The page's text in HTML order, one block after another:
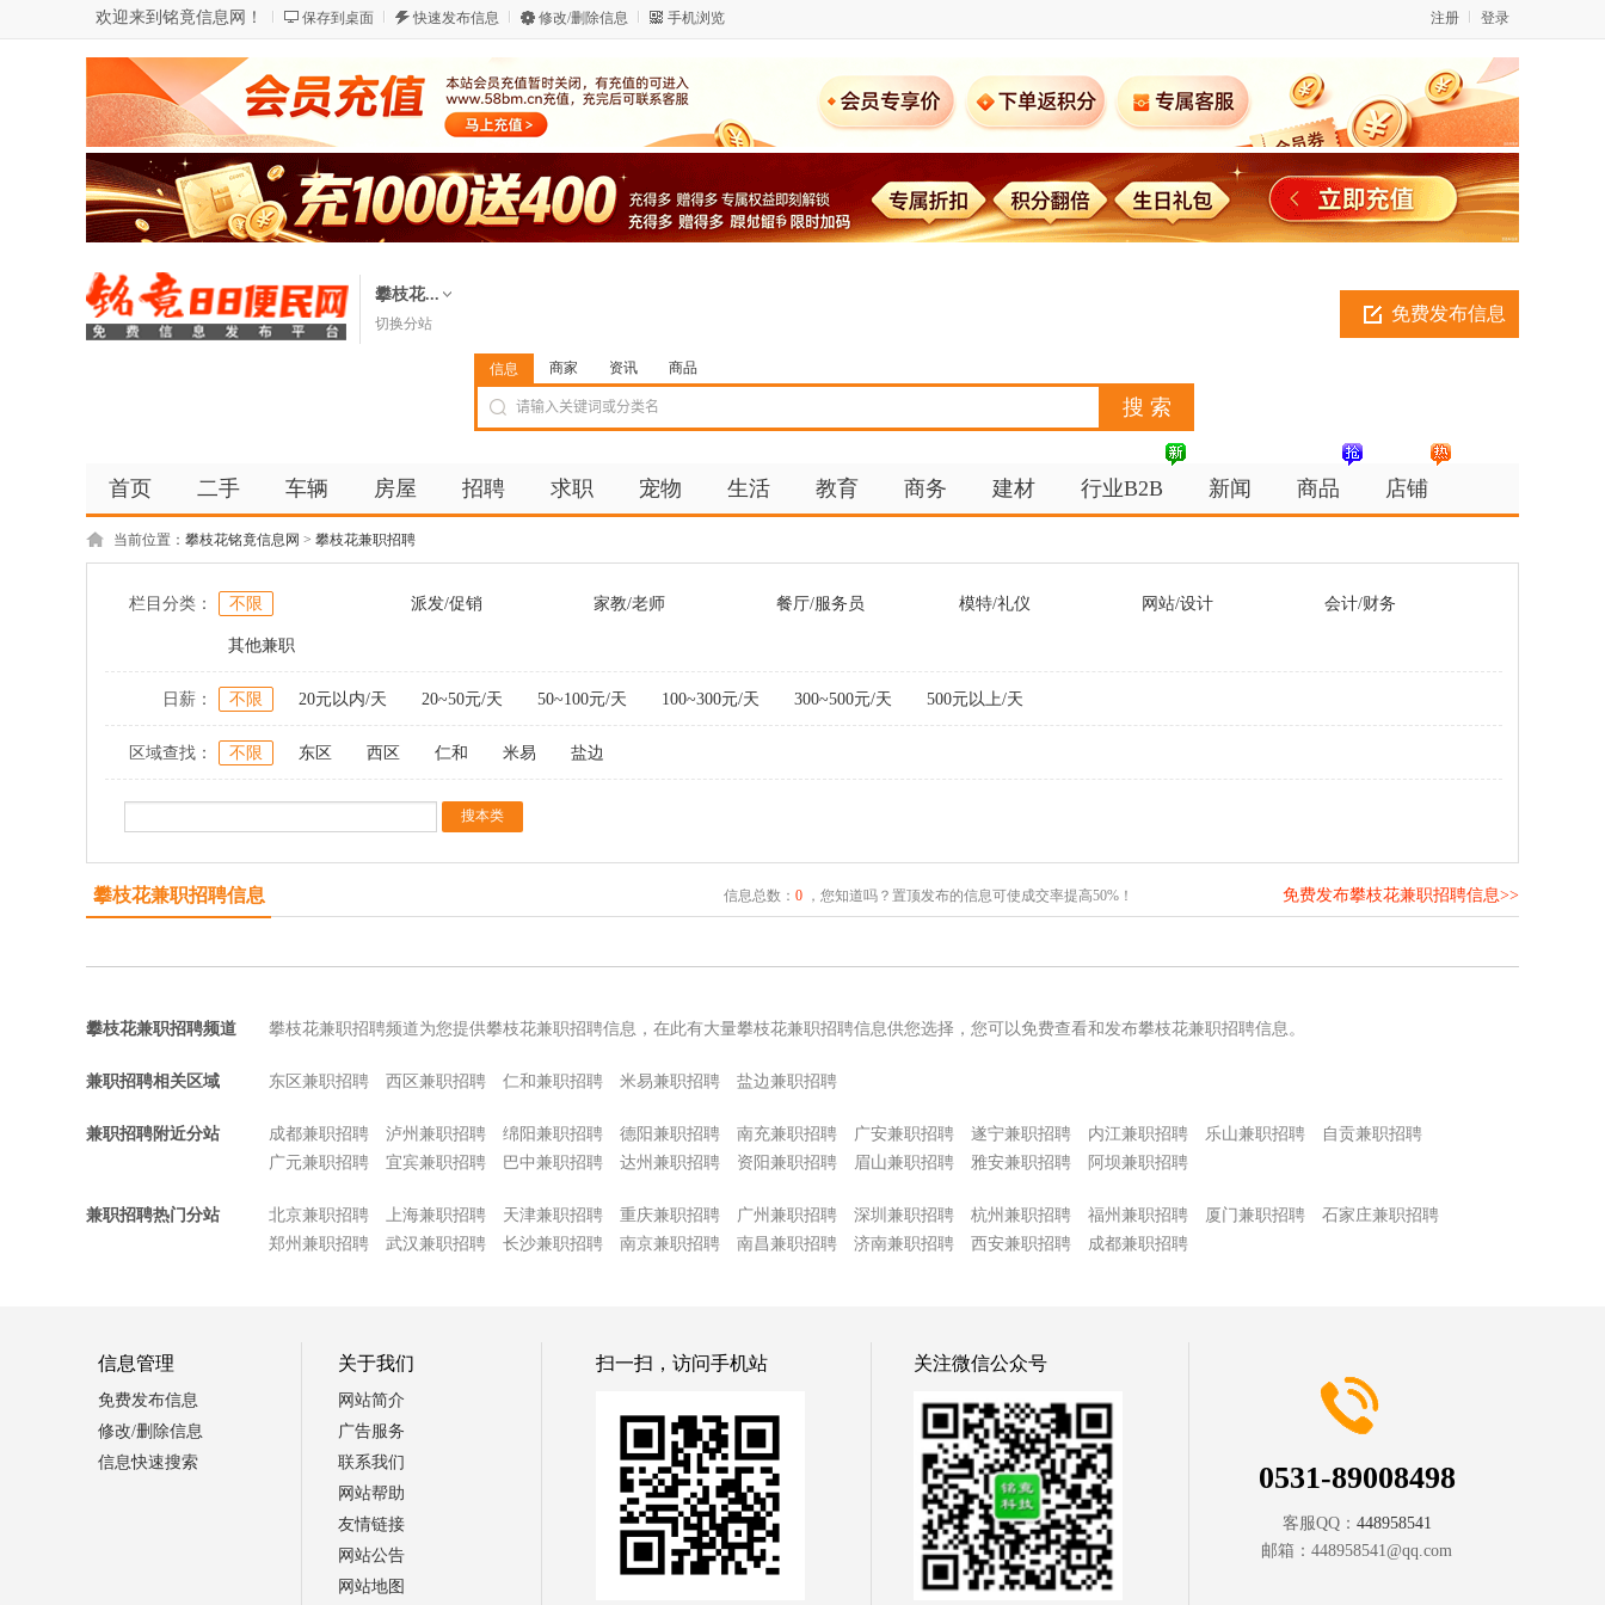
欢迎来到铭竟信息网！ 保存到桌面 快速发布信息 修改/删除信息 手机浏览 登录
注册
攀枝花...
切换分站 免费发布信息
信息 商家 资讯 商品
首页 二手 车辆 房屋 招聘 求职 宠物 生活 教育 商务 建材 行业B2B 新闻 商品 店铺
当前位置： 攀枝花铭竟信息网 > 攀枝花兼职招聘
栏目分类： 不限 派发/促销 家教/老师 餐厅/服务员 模特/礼仪 网站/设计 会计/财务
其他兼职
日薪： 不限 20元以内/天 20~50元/天 50~100元/天 100~300元/天 300~500元/天 500元以上/天
区域查找： 不限 东区 西区 仁和 米易 盐边
攀枝花兼职招聘信息 信息总数： 0，您知道吗？置顶发布的信息可使成交率提高50%！ 免费发布攀枝花兼职招聘信息>>
攀枝花兼职招聘频道 攀枝花兼职招聘频道为您提供攀枝花兼职招聘信息，在此有大量攀枝花兼职招聘信息供您选择，您可以免费查看和发布攀枝花兼职招聘信息。
兼职招聘相关区域 东区兼职招聘 西区兼职招聘 仁和兼职招聘 米易兼职招聘 盐边兼职招聘
兼职招聘附近分站 成都兼职招聘 泸州兼职招聘 绵阳兼职招聘 德阳兼职招聘 南充兼职招聘 广安兼职招聘 遂宁兼职招聘 内江兼职招聘 乐山兼职招聘
自贡兼职招聘
广元兼职招聘
宜宾兼职招聘 巴中兼职招聘 达州兼职招聘 资阳兼职招聘 眉山兼职招聘 雅安兼职招聘 阿坝兼职招聘
兼职招聘热门分站 北京兼职招聘 上海兼职招聘 天津兼职招聘 重庆兼职招聘 广州兼职招聘 深圳兼职招聘 杭州兼职招聘 福州兼职招聘 厦门兼职招聘
石家庄兼职招聘
郑州兼职招聘
武汉兼职招聘 长沙兼职招聘 南京兼职招聘 南昌兼职招聘 济南兼职招聘 西安兼职招聘 成都兼职招聘
信息管理
免费发布信息
修改/删除信息
信息快速搜索
关于我们
网站简介
广告服务
联系我们
网站帮助
友情链接
网站公告
网站地图
扫一扫，访问手机站 关注微信公众号
0531-89008498
客服QQ： 448958541
邮箱： 448958541@qq.com